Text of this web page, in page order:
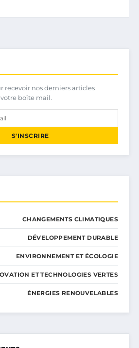
recevoir nos derniers articles
boîte mail.
S'INSCRIRE
CHANGEMENTS CLIMATIQUES
DÉVELOPPEMENT DURABLE
ENVIRONNEMENT ET ÉCOLOGIE
ET TECHNOLOGIES VERTES
ÉNERGIES RENOUVELABLES